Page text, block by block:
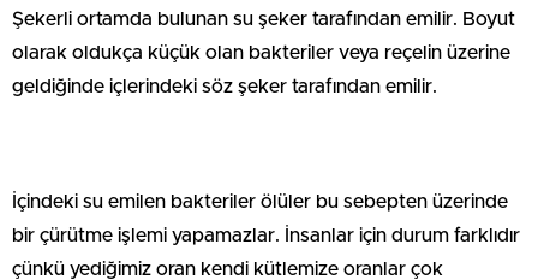
Şekerli ortamda bulunan su şeker tarafından emilir. Boyut
olarak oldukça küçük olan bakteriler veya reçelin üzerine
geldiğinde içlerindeki söz şeker tarafından emilir.
İçindeki su emilen bakteriler ölüler bu sebepten üzerinde
bir çürütme işlemi yapamazlar. İnsanlar için durum farklıdır
çünkü yediğimiz oran kendi kütlemize oranlar çok